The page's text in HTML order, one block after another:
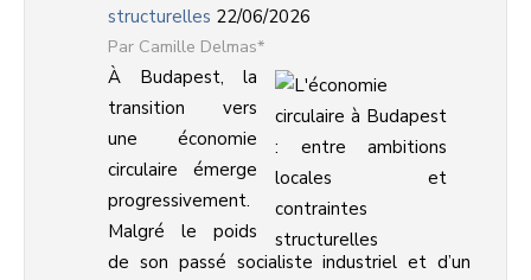
structurelles 22/06/2026
Camille Delmas*
À Budapest, la
transition vers
une économie
circulaire émerge
progressivement.
Malgré le poids
de son passé socialiste industriel et d’un